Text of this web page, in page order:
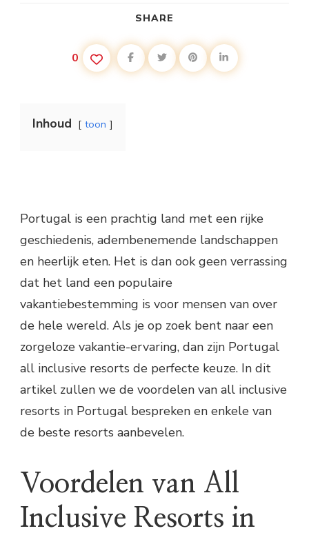
SHARE
0
Inhoud toon
Portugal is een prachtig land met een rijke
geschiedenis, adembenemende landschappen
en heerlijk eten. Het is dan ook geen verrassing
dat het land een populaire
vakantiebestemming is voor mensen van over
de hele wereld. Als je op zoek bent naar een
zorgeloze vakantie-ervaring, dan zijn Portugal
all inclusive resorts de perfecte keuze. In dit
artikel zullen we de voordelen van all inclusive
resorts in Portugal bespreken en enkele van
de beste resorts aanbevelen.
Voordelen van All
Inclusive Resorts in